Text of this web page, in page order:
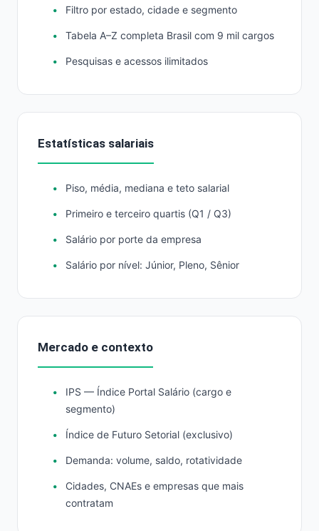
Filtro por estado, cidade e segmento
Tabela A–Z completa Brasil com 9 mil cargos
Pesquisas e acessos ilimitados
Estatísticas salariais
Piso, média, mediana e teto salarial
Primeiro e terceiro quartis (Q1 / Q3)
Salário por porte da empresa
Salário por nível: Júnior, Pleno, Sênior
Mercado e contexto
IPS — Índice Portal Salário (cargo e
segmento)
Índice de Futuro Setorial (exclusivo)
Demanda: volume, saldo, rotatividade
Cidades, CNAEs e empresas que mais
contratam